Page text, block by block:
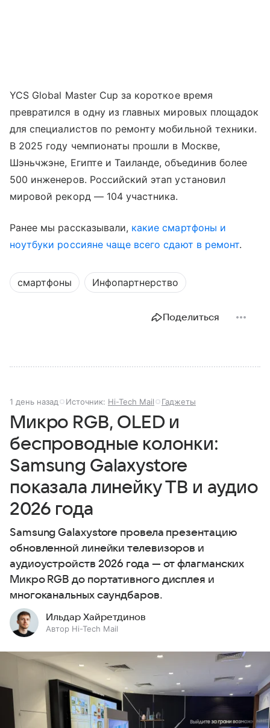
YCS Global Master Cup за короткое время
превратился в одну из главных мировых площадок
для специалистов по ремонту мобильной техники.
В 2025 году чемпионаты прошли в Москве,
Шэньчжэне, Египте и Таиланде, объединив более
500 инженеров. Российский этап установил
мировой рекорд — 104 участника.
Ранее мы рассказывали, какие смартфоны и
ноутбуки россияне чаще всего сдают в ремонт.
смартфоны Инфопартнерство
Поделиться
1 день назад Источник: Hi-Tech Mail Гаджеты
Микро RGB, OLED и
беспроводные колонки:
Samsung Galaxystore
показала линейку ТВ и аудио
2026 года
Samsung Galaxystore провела презентацию
обновленной линейки телевизоров и
аудиоустройств 2026 года — от флагманских
Микро RGB до портативного дисплея и
многоканальных саундбаров.
Ильдар Хайретдинов
Автор Hi-Tech Mail